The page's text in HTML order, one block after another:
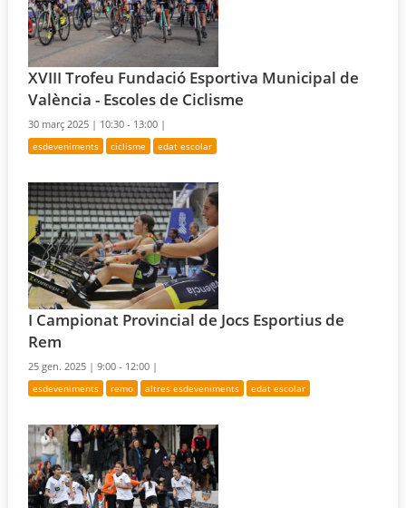
XVIII Trofeu Fundació Esportiva Municipal de
València - Escoles de Ciclisme
30 març 2025 | 10:30 - 13:00 |
esdeveniments ciclisme edat escolar
I Campionat Provincial de Jocs Esportius de
Rem
25 gen. 2025 |9:00 - 12:00 |
esdeveniments remo altres esdeveniments edat escolar